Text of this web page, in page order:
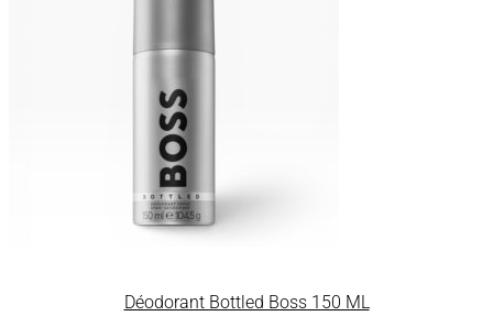
Déodorant Bottled Boss 150 ML